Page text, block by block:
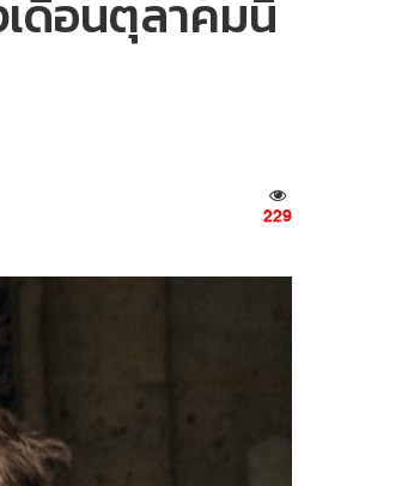
ดือนตุลาคมนี้
229